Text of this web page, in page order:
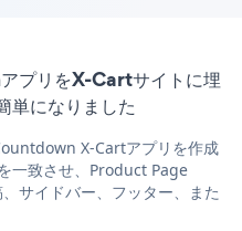
リをX-Cartサイトに埋
単になりました
X-Cartアプリを作成
一致させ、Product Page
サイドバー、フッター、また